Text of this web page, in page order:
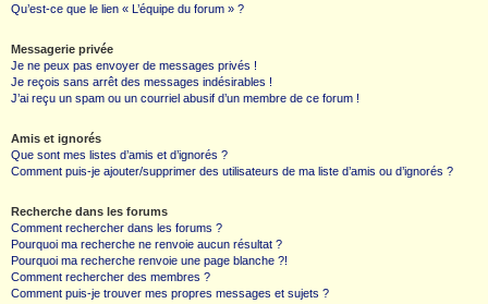
Qu’est-ce que le lien « L’équipe du forum » ?
Messagerie privée
Je ne peux pas envoyer de messages privés !
Je reçois sans arrêt des messages indésirables !
J’ai reçu un spam ou un courriel abusif d’un membre de ce forum !
Amis et ignorés
Que sont mes listes d’amis et d’ignorés ?
Comment puis-je ajouter/supprimer des utilisateurs de ma liste d’amis ou d’ignorés ?
Recherche dans les forums
Comment rechercher dans les forums ?
Pourquoi ma recherche ne renvoie aucun résultat ?
Pourquoi ma recherche renvoie une page blanche ?!
Comment rechercher des membres ?
Comment puis-je trouver mes propres messages et sujets ?